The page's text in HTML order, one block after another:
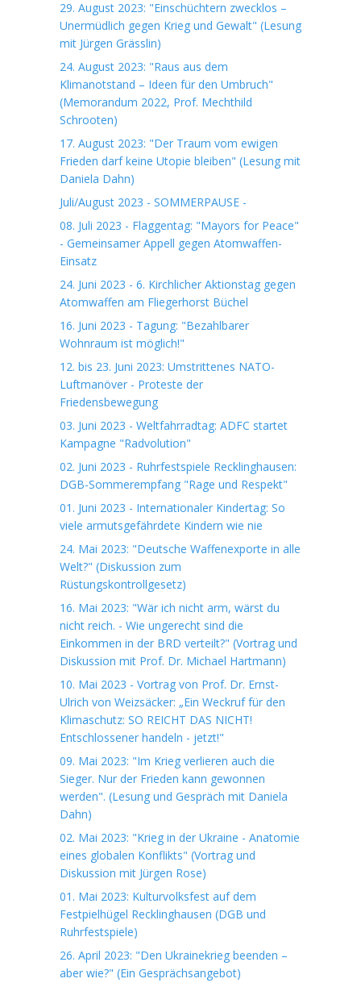
29. August 2023: "Einschüchtern zwecklos –
Unermüdlich gegen Krieg und Gewalt" (Lesung
mit Jürgen Grässlin)
24. August 2023: "Raus aus dem
Klimanotstand – Ideen für den Umbruch"
(Memorandum 2022, Prof. Mechthild
Schrooten)
17. August 2023: "Der Traum vom ewigen
Frieden darf keine Utopie bleiben" (Lesung mit
Daniela Dahn)
Juli/August 2023 - SOMMERPAUSE -
08. Juli 2023 - Flaggentag: "Mayors for Peace"
- Gemeinsamer Appell gegen Atomwaffen-
Einsatz
24. Juni 2023 - 6. Kirchlicher Aktionstag gegen
Atomwaffen am Fliegerhorst Büchel
16. Juni 2023 - Tagung: "Bezahlbarer
Wohnraum ist möglich!"
12. bis 23. Juni 2023: Umstrittenes NATO-
Luftmanöver - Proteste der
Friedensbewegung
03. Juni 2023 - Weltfahrradtag: ADFC startet
Kampagne "Radvolution"
02. Juni 2023 - Ruhrfestspiele Recklinghausen:
DGB-Sommerempfang "Rage und Respekt"
01. Juni 2023 - Internationaler Kindertag: So
viele armutsgefährdete Kindern wie nie
24. Mai 2023: "Deutsche Waffenexporte in alle
Welt?" (Diskussion zum
Rüstungskontrollgesetz)
16. Mai 2023: "Wär ich nicht arm, wärst du
nicht reich. - Wie ungerecht sind die
Einkommen in der BRD verteilt?" (Vortrag und
Diskussion mit Prof. Dr. Michael Hartmann)
10. Mai 2023 - Vortrag von Prof. Dr. Ernst-
Ulrich von Weizsäcker: „Ein Weckruf für den
Klimaschutz: SO REICHT DAS NICHT!
Entschlossener handeln - jetzt!"
09. Mai 2023: "Im Krieg verlieren auch die
Sieger. Nur der Frieden kann gewonnen
werden". (Lesung und Gespräch mit Daniela
Dahn)
02. Mai 2023: "Krieg in der Ukraine - Anatomie
eines globalen Konflikts" (Vortrag und
Diskussion mit Jürgen Rose)
01. Mai 2023: Kulturvolksfest auf dem
Festpielhügel Recklinghausen (DGB und
Ruhrfestspiele)
26. April 2023: "Den Ukrainekrieg beenden –
aber wie?" (Ein Gesprächsangebot)